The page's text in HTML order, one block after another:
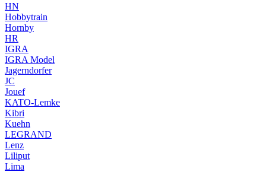
HN
Hobbytrain
Hornby
HR
IGRA
IGRA Model
Jagerndorfer
JC
Jouef
KATO-Lemke
Kibri
Kuehn
LEGRAND
Lenz
Liliput
Lima